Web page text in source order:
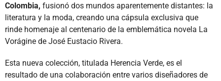
Colombia, fusionó dos mundos aparentemente distantes: la
literatura y la moda, creando una cápsula exclusiva que
rinde homenaje al centenario de la emblemática novela La
Vorágine de José Eustacio Rivera.
Esta nueva colección, titulada Herencia Verde, es el
resultado de una colaboración entre varios diseñadores de